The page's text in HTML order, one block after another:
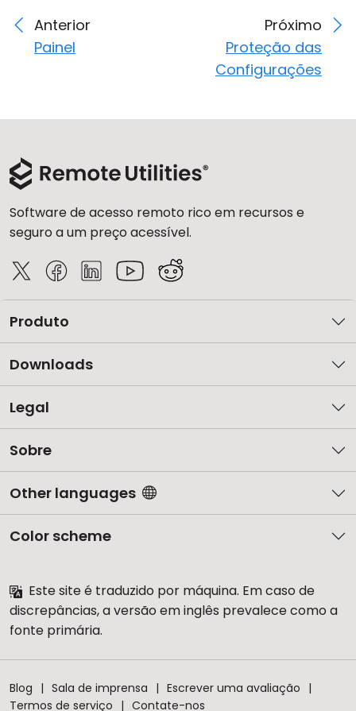
Anterior
Painel
Próximo
Proteção das
Configurações
Software de acesso remoto rico em recursos e
seguro a um preço acessível.
Produto
Downloads
Legal
Sobre
Other languages
Color scheme
Este site é traduzido por máquina. Em caso de
discrepâncias, a versão em inglês prevalece como a
fonte primária.
Blog Sala de imprensa
Escrever uma avaliação
Termos de serviço
Contate-nos